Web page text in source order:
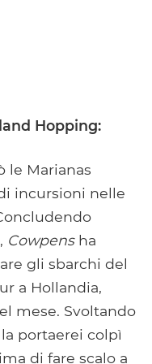
Hopping:
le Marianas
incursioni nelle
Cowpensha
gli sbarchi del
a Hollandia,
mese. Svoltando
portaerei colpì
di fare scalo a